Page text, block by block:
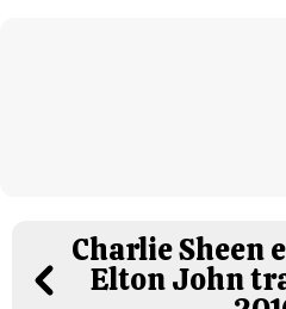
Charlie Sheen
Elton John